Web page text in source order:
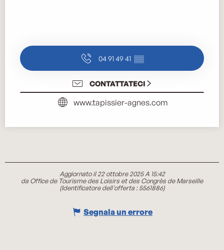
04 91 49 41 ▒▒
CONTATTATECI
www.tapissier-agnes.com
Aggiornato il 22 ottobre 2025 A 15:42
da Office de Tourisme des Loisirs et des Congrès de Marseille
(Identificatore dell'offerta :5561886)
Segnala un errore